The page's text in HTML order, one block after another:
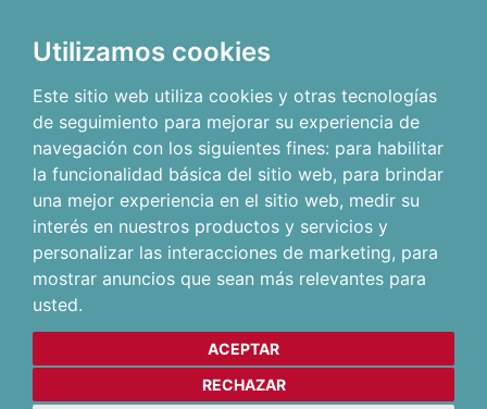
Utilizamos cookies
Este sitio web utiliza cookies y otras tecnologías
de seguimiento para mejorar su experiencia de
navegación con los siguientes fines: para habilitar
la funcionalidad básica del sitio web, para brindar
una mejor experiencia en el sitio web, medir su
interés en nuestros productos y servicios y
personalizar las interacciones de marketing, para
mostrar anuncios que sean más relevantes para
usted.
ACEPTAR
RECHAZAR